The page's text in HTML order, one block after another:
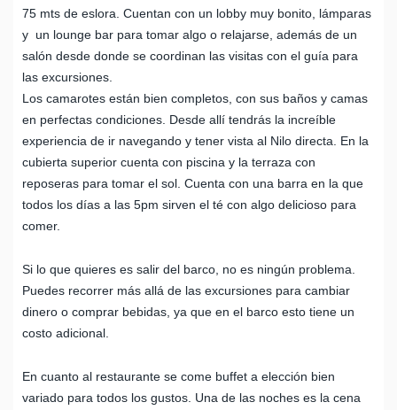
75 mts de eslora. Cuentan con un lobby muy bonito, lámparas
y un lounge bar para tomar algo o relajarse, además de un
salón desde donde se coordinan las visitas con el guía para
las excursiones.
Los camarotes están bien completos, con sus baños y camas
en perfectas condiciones. Desde allí tendrás la increíble
experiencia de ir navegando y tener vista al Nilo directa. En la
cubierta superior cuenta con piscina y la terraza con
reposeras para tomar el sol. Cuenta con una barra en la que
todos los días a las 5pm sirven el té con algo delicioso para
comer.
Si lo que quieres es salir del barco, no es ningún problema.
Puedes recorrer más allá de las excursiones para cambiar
dinero o comprar bebidas, ya que en el barco esto tiene un
costo adicional.
En cuanto al restaurante se come buffet a elección bien
variado para todos los gustos. Una de las noches es la cena